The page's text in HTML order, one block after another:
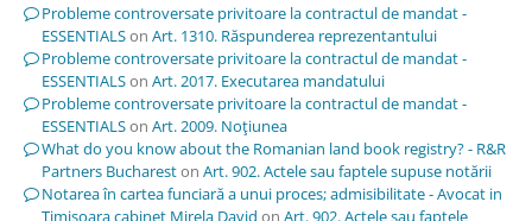
Probleme controversate privitoare la contractul de mandat -
ESSENTIALSon Art. 1310. Răspunderea reprezentantului
Probleme controversate privitoare la contractul de mandat -
ESSENTIALSon Art. 2017. Executarea mandatului
Probleme controversate privitoare la contractul de mandat -
ESSENTIALSon Art. 2009. Noţiunea
What do you know about the Romanian land book registry? - R&R
Partners Buchareston Art. 902. Actele sau faptele supuse notării
Notarea în cartea funciară a unui proces; admisibilitate - Avocat in
Timisoara cabinet Mirela David on Art. 902. Actele sau faptele